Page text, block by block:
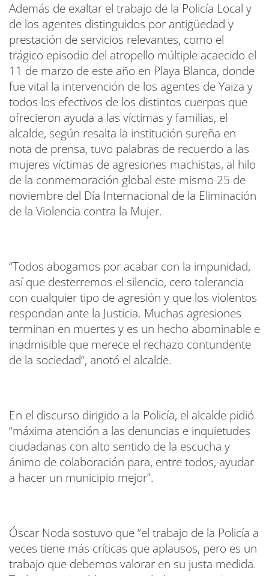
Además de exaltar el trabajo de la Policía Local y
de los agentes distinguidos por antigüedad y
prestación de servicios relevantes, como el
trágico episodio del atropello múltiple acaecido el
11 de marzo de este año en Playa Blanca, donde
fue vital la intervención de los agentes de Yaiza y
todos los efectivos de los distintos cuerpos que
ofrecieron ayuda a las víctimas y familias, el
alcalde, según resalta la institución sureña en
nota de prensa, tuvo palabras de recuerdo a las
mujeres víctimas de agresiones machistas, al hilo
de la conmemoración global este mismo 25 de
noviembre del Día Internacional de la Eliminación
de la Violencia contra la Mujer.
“Todos abogamos por acabar con la impunidad,
así que desterremos el silencio, cero tolerancia
con cualquier tipo de agresión y que los violentos
respondan ante la Justicia. Muchas agresiones
terminan en muertes y es un hecho abominable e
inadmisible que merece el rechazo contundente
de la sociedad”, anotó el alcalde.
En el discurso dirigido a la Policía, el alcalde pidió
“máxima atención a las denuncias e inquietudes
ciudadanas con alto sentido de la escucha y
ánimo de colaboración para, entre todos, ayudar
a hacer un municipio mejor”.
Óscar Noda sostuvo que “el trabajo de la Policía a
veces tiene más críticas que aplausos, pero es un
trabajo que debemos valorar en su justa medida.